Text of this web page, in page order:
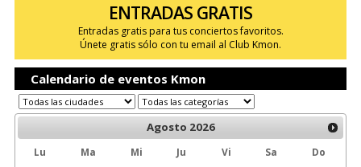
ENTRADAS GRATIS
Entradas gratis para tus conciertos favoritos.
Únete gratis sólo con tu email al Club Kmon.
Calendario de eventos Kmon
Agosto 2026
Lu Ma Mi Ju Vi Sa
Do